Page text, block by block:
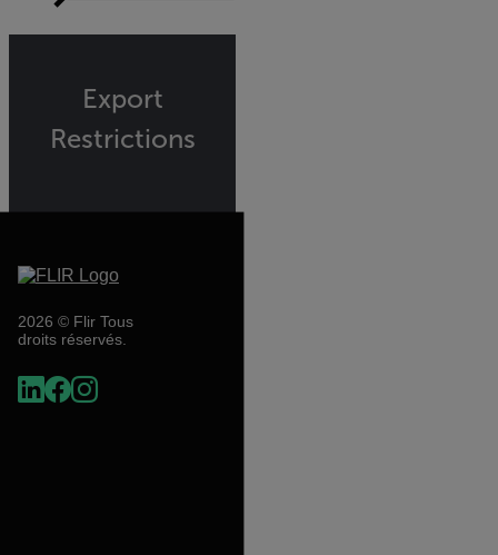
Export
Restrictions
2026 © Flir Tous
droits réservés.